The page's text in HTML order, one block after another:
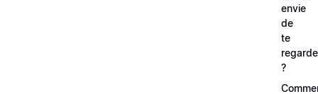
envie
de
te
?